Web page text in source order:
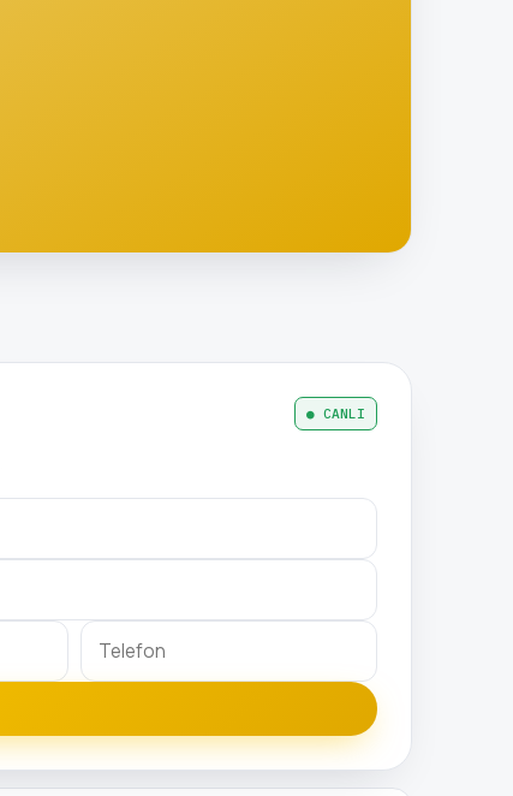
● CANLI